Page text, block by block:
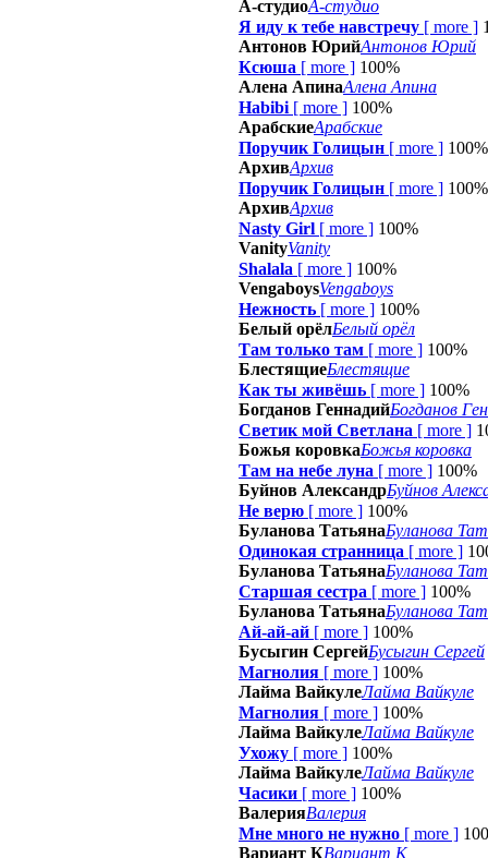
А-студиоА-студио
Я иду к тебе навстречу [ more ]
Антонов ЮрийАнтонов Юрий
Ксюша [ more ] 100%
Алена АпинаАлена Апина
Habibi [ more ] 100%
АрабскиеАрабские
Поручик Голицын [ more ] 100%
АрхивАрхив
Поручик Голицын [ more ] 100%
АрхивАрхив
Nasty Girl [ more ] 100%
VanityVanity
Shalala [ more ] 100%
VengaboysVengaboys
Нежность [ more ] 100%
Белый орёлБелый орёл
Там только там [ more ] 100%
БлестящиеБлестящие
Как ты живёшь [ more ] 100%
Богданов ГеннадийБогданов
Светик мой Светлана [ more ]
Божья коровкаБожья коровка
Там на небе луна [ more ] 100%
Буйнов АлександрБуйнов
Не верю [ more ] 100%
Буланова ТатьянаБуланова
Одинокая странница [ more ]
Буланова ТатьянаБуланова
Старшая сестра [ more ] 100%
Буланова ТатьянаБуланова
Ай-ай-ай [ more ] 100%
Бусыгин СергейБусыгин Сергей
Магнолия [ more ] 100%
Лайма ВайкулеЛайма Вайкуле
Магнолия [ more ] 100%
Лайма ВайкулеЛайма Вайкуле
Ухожу [ more ] 100%
Лайма ВайкулеЛайма Вайкуле
Часики [ more ] 100%
ВалерияВалерия
Мне много не нужно [ more ]
Вариант КВариант К